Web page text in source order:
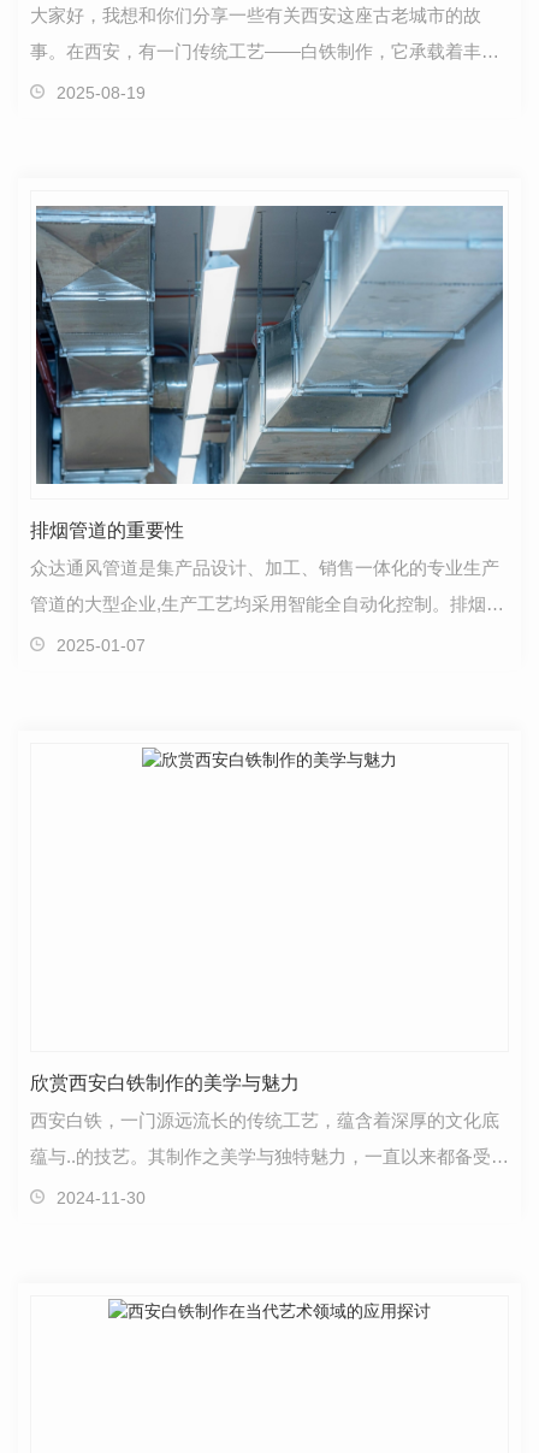
大家好，我想和你们分享一些有关西安这座古老城市的故
事。在西安，有一门传统工艺——白铁制作，它承载着丰富
的文化历史和匠人精神。白铁制作是一门源远流长的技艺…
2025-08-19
排烟管道的重要性
众达通风管道是集产品设计、加工、销售一体化的专业生产
管道的大型企业,生产工艺均采用智能全自动化控制。排烟管
道在现代建筑和工业生产中扮演着至关重要的角色，…
2025-01-07
欣赏西安白铁制作的美学与魅力
西安白铁，一门源远流长的传统工艺，蕴含着深厚的文化底
蕴与..的技艺。其制作之美学与独特魅力，一直以来都备受人
们喜爱与推崇。每一件经由西安白铁打造的作品，都…
2024-11-30